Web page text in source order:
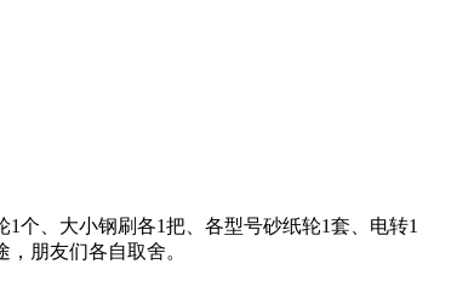
个、大小钢刷各1把、各型号砂纸轮1套、电转1
朋友们各自取舍。